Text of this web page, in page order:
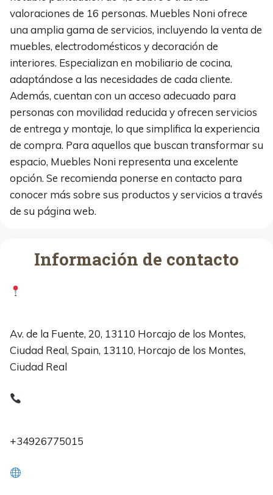
valoraciones de 16 personas. Muebles Noni ofrece
una amplia gama de servicios, incluyendo la venta de
muebles, electrodomésticos y decoración de
interiores. Especializan en mobiliario de cocina,
adaptándose a las necesidades de cada cliente.
Además, cuentan con un acceso adecuado para
personas con movilidad reducida y ofrecen servicios
de entrega y montaje, lo que simplifica la experiencia
de compra. Para aquellos que buscan transformar su
espacio, Muebles Noni representa una excelente
opción. Se recomienda ponerse en contacto para
conocer más sobre sus productos y servicios a través
de su página web.
Información de contacto
Av. de la Fuente, 20, 13110 Horcajo de los Montes,
Ciudad Real, Spain, 13110, Horcajo de los Montes,
Ciudad Real
+34926775015